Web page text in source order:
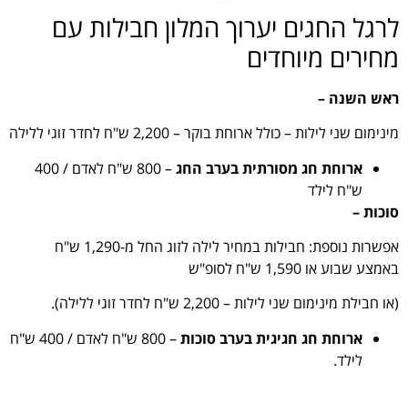
לרגל החגים יערוך המלון חבילות עם
מחירים מיוחדים
ראש השנה –
מינימום שני לילות – כולל ארוחת בוקר – 2,200 ש"ח לחדר זוגי ללילה
ארוחת חג מסורתית בערב החג
– 800 ש"ח לאדם / 400
ש"ח לילד
סוכות –
אפשרות נוספת: חבילות במחיר לילה לזוג החל מ-1,290 ש"ח
באמצע שבוע או 1,590 ש"ח לסופ"ש
(או חבילת מינימום שני לילות – 2,200 ש"ח לחדר זוגי ללילה).
ארוחת חג חגיגית בערב סוכות
– 800 ש"ח לאדם / 400 ש"ח
לילד.